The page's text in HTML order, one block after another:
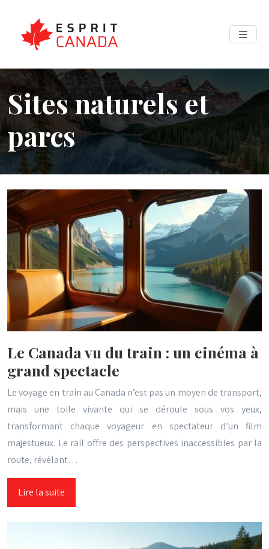
Sites naturels et
parcs
Le Canada vu du train : un cinéma à
grand spectacle
Le voyage en train au Canada n’est pas un moyen de transport,
mais une toile vivante qui se déroule sous vos yeux,
transformant chaque voyageur en spectateur d’un film
majestueux. Le rail offre des perspectives inaccessibles par la
route, révélant…
Lire la suite